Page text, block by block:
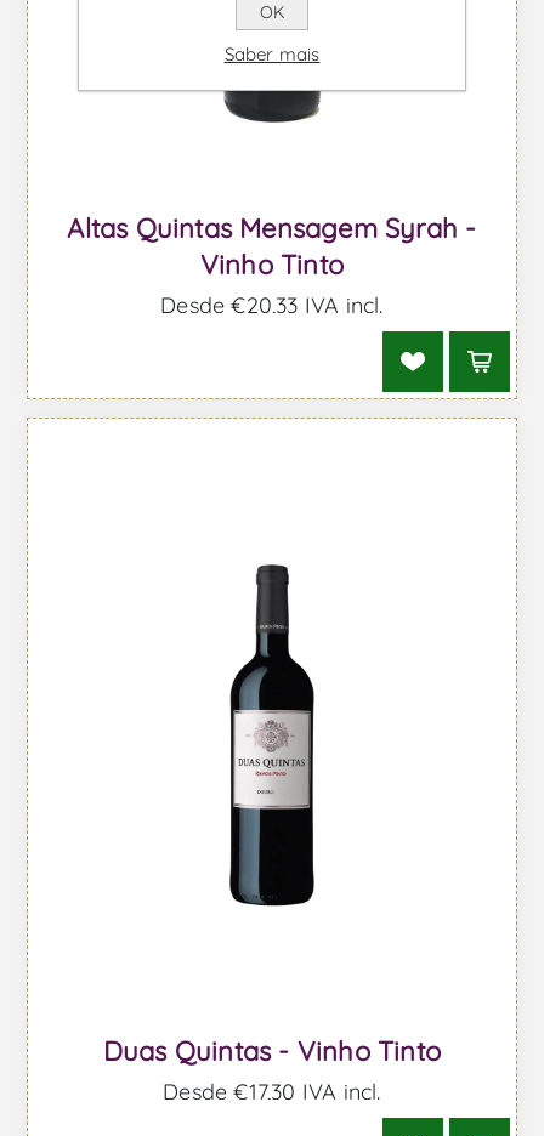
Altas Quintas Mensagem Syrah -
Vinho Tinto
Desde €20,33 IVA incl.
Duas Quintas - Vinho Tinto
Desde €17,30 IVA incl.
OK
Saber mais